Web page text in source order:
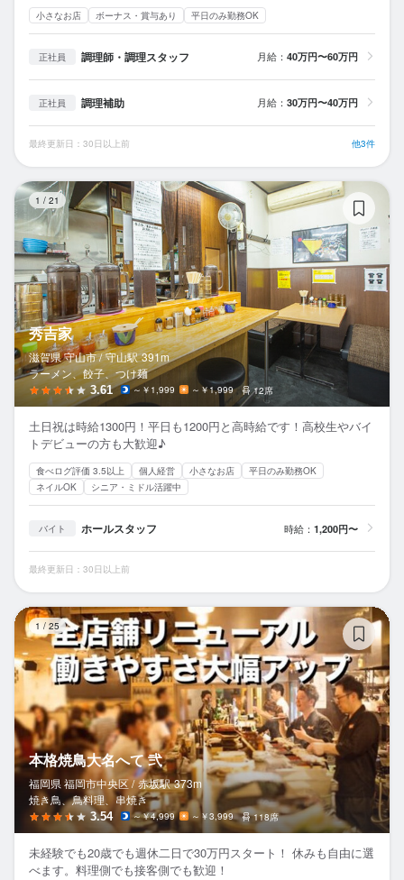
小さなお店 ボーナス・賞与あり 平日のみ勤務OK
正社員 調理師・調理スタッフ 月給： 40万円〜60万円
正社員 調理補助 月給： 30万円〜40万円
最終更新日：30日以上前 他3件
1 / 21
秀吉家
滋賀県 守山市 / 守山駅 391m
ラーメン、餃子、つけ麺
3.61 ～￥1,999 ～￥1,999 12席
土日祝は時給1300円！平日も1200円と高時給です！高校生やバイ
トデビューの方も大歓迎♪
食べログ評価 3.5以上 個人経営 小さなお店
平日のみ勤務OK
ネイルOK
シニア・ミドル活躍中
バイト ホールスタッフ 時給： 1,200円〜
最終更新日：30日以上前
1/ 25
本格焼鳥大名へて 弐
福岡県 福岡市中央区 / 赤坂駅 373m
焼き鳥、鳥料理、串焼き
3.54 ～￥4,999 ～￥3,999 118席
未経験でも20歳でも週休二日で30万円スタート！ 休みも自由に選
べます。料理側でも接客側でも歓迎！